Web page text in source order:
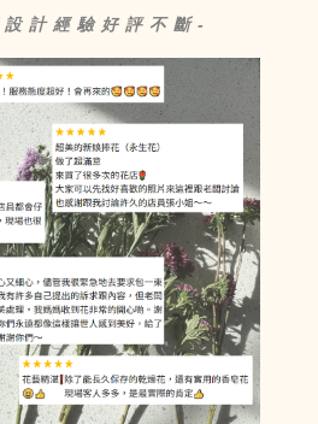
計 經 驗 好 評 不 斷 -